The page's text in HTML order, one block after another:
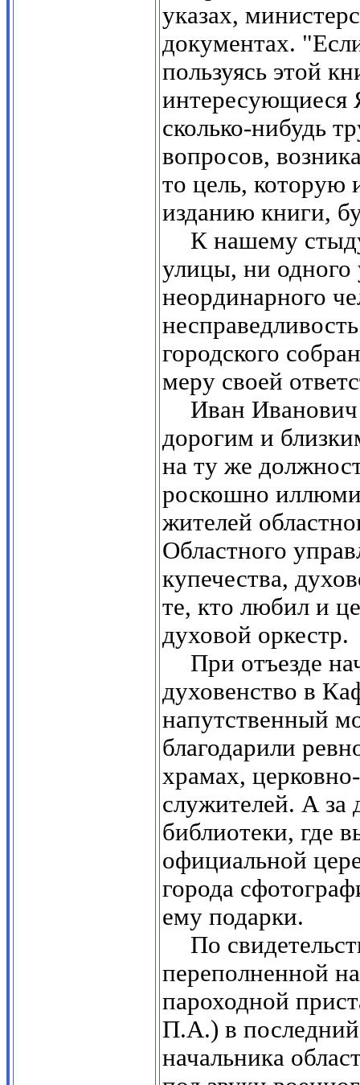
указах,
документах.
пользуясь этой
интересующиеся
сколько-нибудь
вопросов,
то цель, которую
изданию книги,
К нашему
улицы, ни одного
неординарного
городского
меру своей
Иван
дорогим и
на ту же
роскошно
жителей
Областного
купечества,
те, кто любил и
духовой оркестр.
При отъезде
духовенство в
напутственный
благодарили
храмах,
служителей. А за
библиотеки, где
официальной
города
ему подарки.
По
переполненной
пароходной
П.А.) в последний
начальника